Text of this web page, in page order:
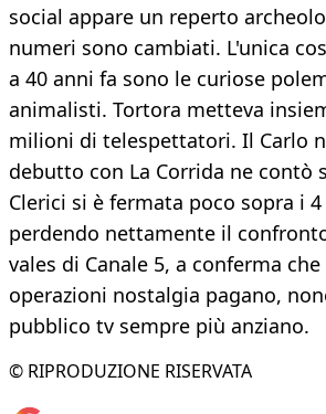
social appare un reperto
numeri sono cambiati. L'unica
a 40 anni fa sono le curiose
animalisti. Tortora metteva
milioni di telespettatori. Il Carlo
debutto con La Corrida ne contò
Clerici si è fermata poco sopra i
perdendo nettamente il
vales di Canale 5, a conferma
operazioni nostalgia pagano,
pubblico tv sempre più anziano.
© RIPRODUZIONE RISERVATA